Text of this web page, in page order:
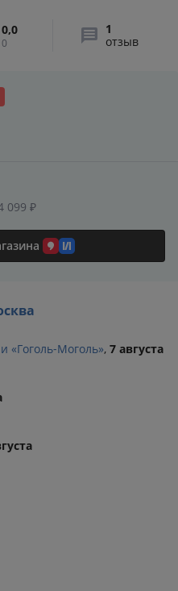
0,0
0
1
отзыв
099 ₽
«Гоголь‑Моголь», 7 августа